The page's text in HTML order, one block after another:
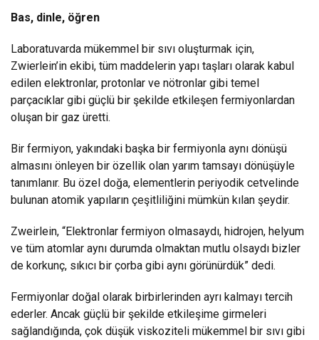
Bas, dinle, öğren
Laboratuvarda mükemmel bir sıvı oluşturmak için,
Zwierlein’in ekibi, tüm maddelerin yapı taşları olarak kabul
edilen elektronlar, protonlar ve nötronlar gibi temel
parçacıklar gibi güçlü bir şekilde etkileşen fermiyonlardan
oluşan bir gaz üretti.
Bir fermiyon, yakındaki başka bir fermiyonla aynı dönüşü
almasını önleyen bir özellik olan yarım tamsayı dönüşüyle ​​
tanımlanır. Bu özel doğa, elementlerin periyodik cetvelinde
bulunan atomik yapıların çeşitliliğini mümkün kılan şeydir.
Zweirlein, “Elektronlar fermiyon olmasaydı, hidrojen, helyum
ve tüm atomlar aynı durumda olmaktan mutlu olsaydı bizler
de korkunç, sıkıcı bir çorba gibi aynı görünürdük” dedi.
Fermiyonlar doğal olarak birbirlerinden ayrı kalmayı tercih
ederler. Ancak güçlü bir şekilde etkileşime girmeleri
sağlandığında, çok düşük viskoziteli mükemmel bir sıvı gibi